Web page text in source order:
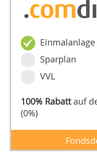
Einmalanlage
Sparplan
VVL
100% Rabattauf
(0%)